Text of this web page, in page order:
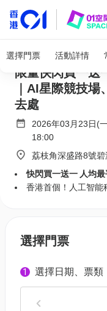
選擇門票 活動詳情
Ganarova 香港
限量快閃買一送
｜AI星際競技
去處
2026年03月23日(
18:00
荔枝角深盛路8號
快閃買一送一 人均
香港首個！人工智能
選擇門票
1 選擇日期、票類